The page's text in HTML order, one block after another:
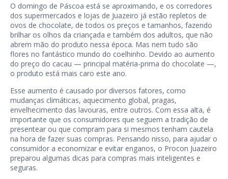
O domingo de Páscoa está se aproximando, e os corredores
dos supermercados e lojas de Juazeiro já estão repletos de
ovos de chocolate, de todos os preços e tamanhos, fazendo
brilhar os olhos da criançada e também dos adultos, que não
abrem mão do produto nessa época. Mas nem tudo são
flores no fantástico mundo do coelhinho. Devido ao aumento
do preço do cacau — principal matéria-prima do chocolate —,
o produto está mais caro este ano.
Esse aumento é causado por diversos fatores, como
mudanças climáticas, aquecimento global, pragas,
envelhecimento das lavouras, entre outros. Com essa alta, é
importante que os consumidores que seguem a tradição de
presentear ou que compram para si mesmos tenham cautela
na hora de fazer suas compras. Pensando nisso, para ajudar o
consumidor a economizar e evitar enganos, o Procon Juazeiro
preparou algumas dicas para compras mais inteligentes e
seguras.